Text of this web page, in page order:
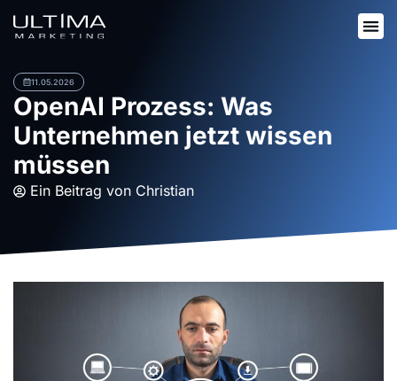
11.05.2026
OpenAI Prozess: Was
Unternehmen jetzt wissen
müssen
Ein Beitrag von Christian